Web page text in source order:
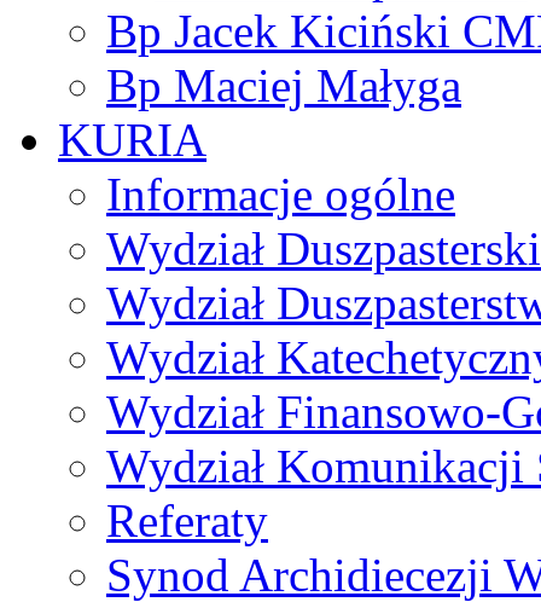
Bp Jacek Kiciński
Bp Maciej Małyga
KURIA
Informacje ogólne
Wydział Duszpasterski
Wydział
Wydział
Wydział Finansowo-
Wydział Komunikacji
Referaty
Synod Archidiecezji